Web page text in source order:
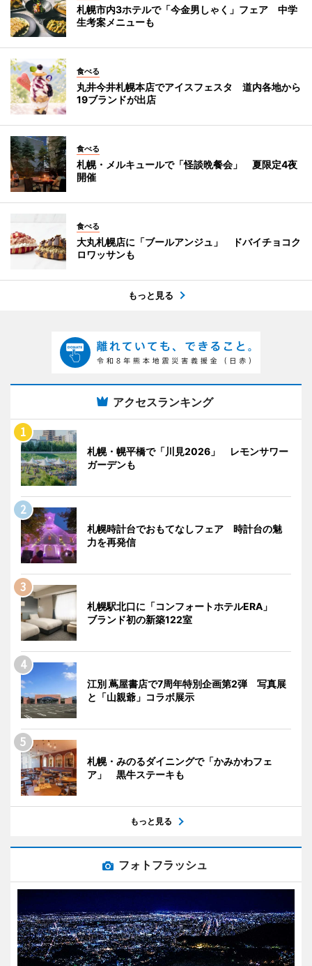
札幌市内3ホテルで「今金男しゃく」フェア 中学
生考案メニューも
食べる
丸井今井札幌本店でアイスフェスタ 道内各地から
19ブランドが出店
食べる
札幌・メルキュールで「怪談晩餐会」 夏限定4夜
開催
食べる
大丸札幌店に「ブールアンジュ」 ドバイチョコク
ロワッサンも
もっと見る
アクセスランキング
札幌・幌平橋で「川見2026」 レモンサワー
ガーデンも
札幌時計台でおもてなしフェア 時計台の魅
力を再発信
札幌駅北口に「コンフォートホテルERA」
ブランド初の新築122室
江別 蔦屋書店で7周年特別企画第2弾 写真展
と「山親爺」コラボ展示
札幌・みのるダイニングで「かみかわフェ
ア」 黒牛ステーキも
もっと見る
フォトフラッシュ